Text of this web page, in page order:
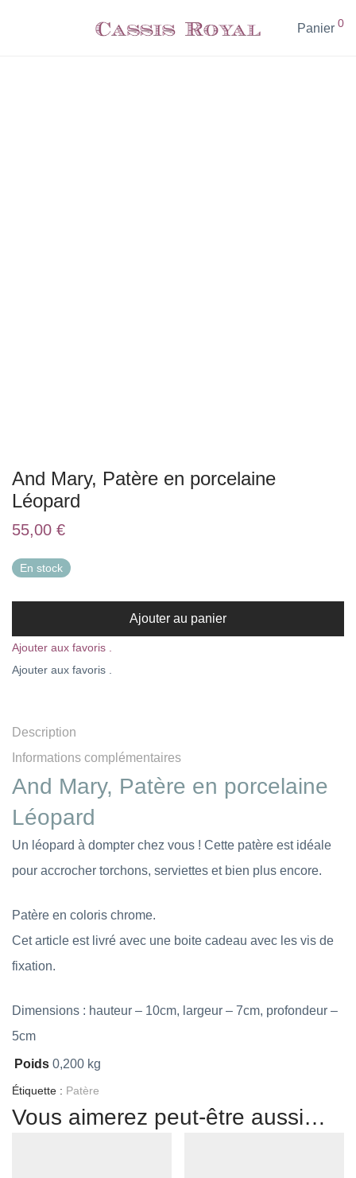
Panier 0
And Mary, Patère en porcelaine
Léopard
55,00 €
En stock
Ajouter au panier
Ajouter aux favoris .
Ajouter aux favoris .
Description
Informations complémentaires
And Mary, Patère en porcelaine
Léopard
Un léopard à dompter chez vous ! Cette patère est idéale
pour accrocher torchons, serviettes et bien plus encore.
Patère en coloris chrome.
Cet article est livré avec une boite cadeau avec les vis de
fixation.
Dimensions : hauteur – 10cm, largeur – 7cm, profondeur –
5cm
Poids 0,200 kg
Étiquette : Patère
Vous aimerez peut-être aussi…